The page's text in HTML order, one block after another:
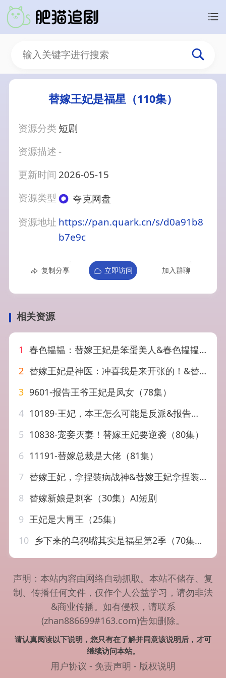
替嫁王妃是福星（110集）
资源分类 短剧
资源描述-
更新时间 2026-05-15
资源类型
夸克网盘
资源地址 https://pan.quark.cn/s/d0a91b8
b7e9c
复制分享 立即访问 加入群聊
相关资源
1 春色韫韫：替嫁王妃是笨蛋美人&春色韫韫替嫁王妃是笨蛋美人（105集）AI短剧
2 替嫁王妃是神医：冲喜我是来开张的！&替嫁王妃是神医冲喜我是来开张的（30集）AI短剧
3 9601-报告王爷王妃是凤女（78集）
4 10189-王妃，本王怎么可能是反派&报告王爷，王妃又演上了$王妃别装了（73集）岳雨婷 王宇峰
5 10838-宠妾灭妻！替嫁王妃要逆袭（80集）
6 11191-替嫁总裁是大佬（81集）
7 替嫁王妃，拿捏装病战神&替嫁王妃拿捏装病战神（56集）AI短剧
8 替嫁新娘是刺客（30集）AI短剧
9 王妃是大胃王（25集）
10 乡下来的乌鸦嘴其实是福星第2季（70集）韩昕芮&王枫寻
声明：本站内容由网络自动抓取。本站不储存、复
制、传播任何文件，仅作个人公益学习，请勿非法
&商业传播。如有侵权，请联系
(zhan886699#163.com)告知删除。
请认真阅读以下说明，您只有在了解并同意该说明后，才可
继续访问本站。
用户协议 - 免责声明 - 版权说明